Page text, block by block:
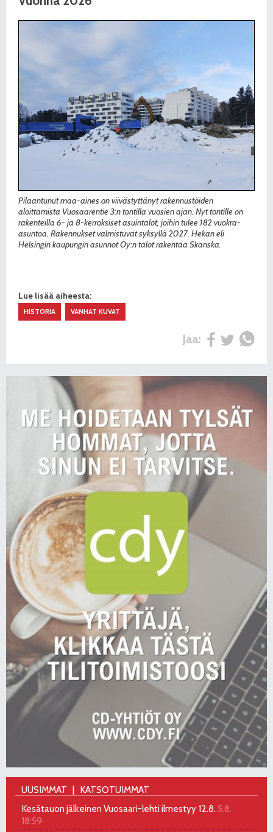
Pilaantunut maa-aines on viivästyttänyt rakennustöiden
aloittamista Vuosaarentie 3:n tontilla vuosien ajan. Nyt tontille on
rakenteilla 6- ja 8-kerroksiset asuintalot, joihin tulee 182 vuokra-
asuntoa. Rakennukset valmistuvat syksyllä 2027. Hekan eli
Helsingin kaupungin asunnot Oy:n talot rakentaa Skanska.
Lue lisää aiheesta:
HISTORIA VANHAT KUVAT
Jaa:
UUSIMMAT
KATSOTUIMMAT
Kesätauon jälkeinen Vuosaari-lehti ilmestyy 12.8. 5.8.
18:59